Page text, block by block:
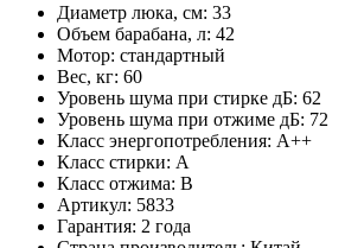
Диаметр люка, см: 33
Объем барабана, л: 42
Мотор: стандартный
Вес, кг: 60
Уровень шума при стирке дБ: 62
Уровень шума при отжиме дБ: 72
Класс энергопотребления: А++
Класс стирки: A
Класс отжима: B
Артикул: 5833
Гарантия: 2 года